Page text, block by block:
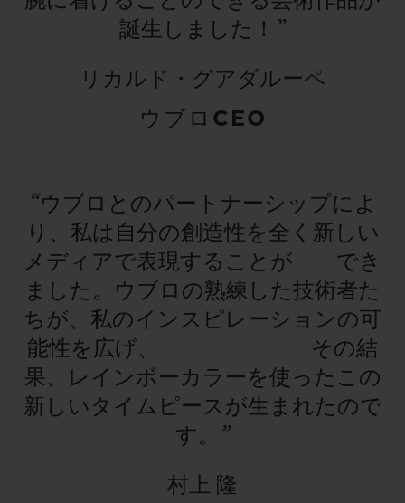
誕生しました！”
リカルド・グアダルーペ
ウブロCEO
“ウブロとのパートナーシップによ
り、私は自分の創造性を全く新しい
メディアで表現することが でき
ました。ウブロの熟練した技術者た
ちが、私のインスピレーションの可
能性を広げ、 その結
果、レインボーカラーを使ったこの
新しいタイムピースが生まれたので
す。”
村上 隆